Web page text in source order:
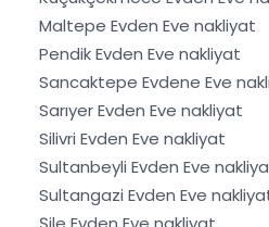
Maltepe Evden Eve nakliyat
Pendik Evden Eve nakliyat
Sancaktepe Evdene Eve
Sarıyer Evden Eve nakliyat
Silivri Evden Eve nakliyat
Sultanbeyli Evden Eve
Sultangazi Evden Eve